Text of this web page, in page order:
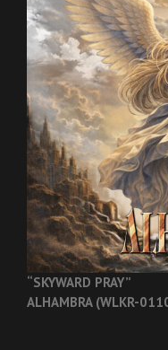
“SKYWARD PRAY”
ALHAMBRA (WLKR-